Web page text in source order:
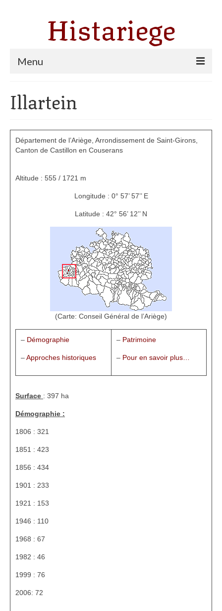
Histariege
Menu
Thèmes
Agriculture, forêt et pastoralisme
Pastoralisme
Dates ariégeoises
1302 à 1499
1505 à 1589
1595 à 1693
1701 à 1798
1800 à 1899
1901 à 1948
1950 à 2006
Diocèses et évêques
Histoire Générale du Languedoc
HGL: 498 à 1095
Personnalités
Illartein
Département de l’Ariège, Arrondissement de Saint-Girons,
Canton de Castillon en Couserans
Altitude : 555 / 1721 m
Longitude : 0° 57’ 57’’ E
Latitude : 42° 56’ 12’’ N
(Carte: Conseil Général de l’Ariège)
– Démographie
–Approches historiques
– Patrimoine
– Pour en savoir plus…
Surface : 397 ha
Démographie :
1806 : 321
1851 : 423
1856 : 434
1901 : 233
1921 : 153
1946 : 110
1968 : 67
1982 : 46
1999 : 76
2006: 72